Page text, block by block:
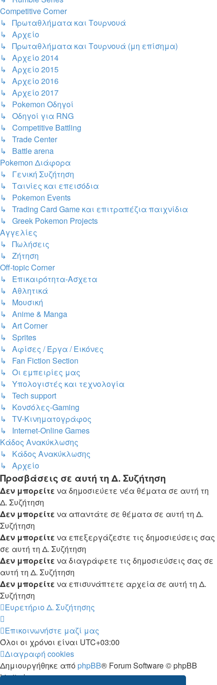
Competitive Corner
↳ Πρωταθλήματα και Τουρνουά
↳ Αρχείο
↳ Πρωταθλήματα και Τουρνουά (μη επίσημα)
↳ Αρχείο 2014
↳ Αρχείο 2015
↳ Αρχείο 2016
↳ Αρχείο 2017
↳ Pokemon Οδηγοί
↳ Οδηγοί για RNG
↳ Competitive Battling
↳ Trade Center
↳ Battle arena
Pokemon Διάφορα
↳ Γενική Συζήτηση
↳ Ταινίες και επεισόδια
↳ Pokemon Events
↳ Trading Card Game και επιτραπέζια παιχνίδια
↳ Greek Pokemon Projects
Αγγελίες
↳ Πωλήσεις
↳ Ζήτηση
Off-topic Corner
↳ Επικαιρότητα-Ασχετα
↳ Αθλητικά
↳ Μουσική
↳ Anime & Manga
↳ Art Corner
↳ Sprites
↳ Αφίσες / Έργα / Εικόνες
↳ Fan Fiction Section
↳ Οι εμπειρίες μας
↳ Υπολογιστές και τεχνολογία
↳ Tech support
↳ Kονσόλες-Gaming
↳ TV-Κινηματογράφος
↳ Internet-Online Games
Κάδος Ανακύκλωσης
↳ Κάδος Ανακύκλωσης
↳ Αρχείο
Προσβάσεις σε αυτή τη Δ. Συζήτηση
Δεν μπορείτε να δημοσιεύετε νέα θέματα σε αυτή τη
Δ. Συζήτηση
Δεν μπορείτε να απαντάτε σε θέματα σε αυτή τη Δ.
Συζήτηση
Δεν μπορείτε να επεξεργάζεστε τις δημοσιεύσεις σας
σε αυτή τη Δ. Συζήτηση
Δεν μπορείτε να διαγράφετε τις δημοσιεύσεις σας σε
αυτή τη Δ. Συζήτηση
Δεν μπορείτε να επισυνάπτετε αρχεία σε αυτή τη Δ.
Συζήτηση
Ευρετήριο Δ. Συζήτησης
Επικοινωνήστε μαζί μας
Όλοι οι χρόνοι είναι UTC+03:00
Διαγραφή cookies
Δημιουργήθηκε από phpBB® Forum Software © phpBB
Limited